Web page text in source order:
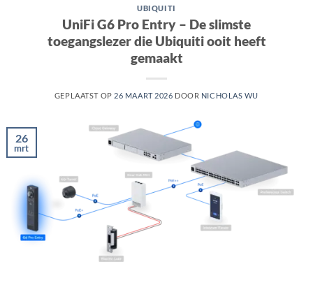
UBIQUITI
UniFi G6 Pro Entry – De slimste
toegangslezer die Ubiquiti ooit heeft
gemaakt
GEPLAATST OP 26 MAART 2026 DOOR NICHOLAS WU
26
mrt